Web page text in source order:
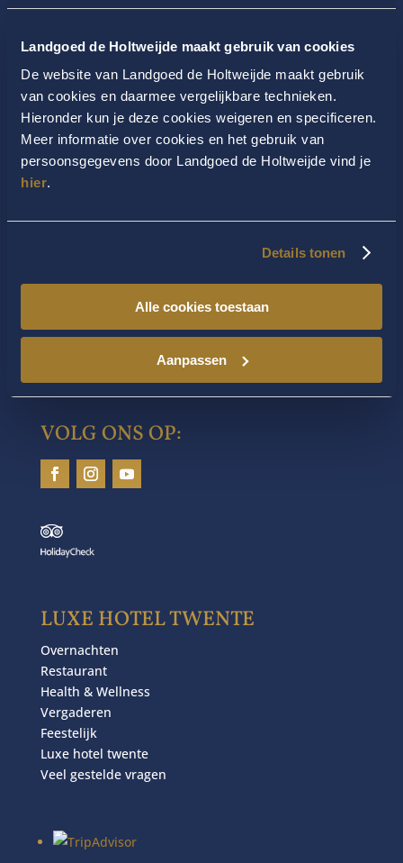
Landgoed de Holtweijde maakt gebruik van cookies
De website van Landgoed de Holtweijde maakt gebruik
van cookies en daarmee vergelijkbare technieken.
Hieronder kun je deze cookies weigeren en specificeren.
Meer informatie over cookies en het gebruik van
persoonsgegevens door Landgoed de Holtweijde vind je
hier.
Details tonen
Alle cookies toestaan
Aanpassen
CONTACT
Landgoed De Holtweijde
Kvk 06049053
T 0031-(0)541-229234
info@holtweijde.nl
VOLG ONS OP:
LUXE HOTEL TWENTE
Overnachten
Restaurant
Health & Wellness
Vergaderen
Feestelijk
Luxe hotel twente
Veel gestelde vragen